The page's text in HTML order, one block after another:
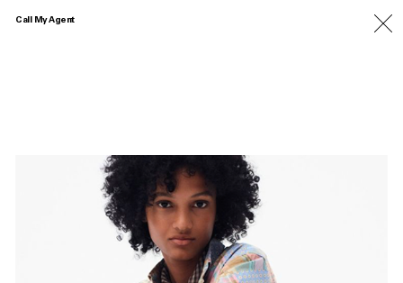
Call My Agent